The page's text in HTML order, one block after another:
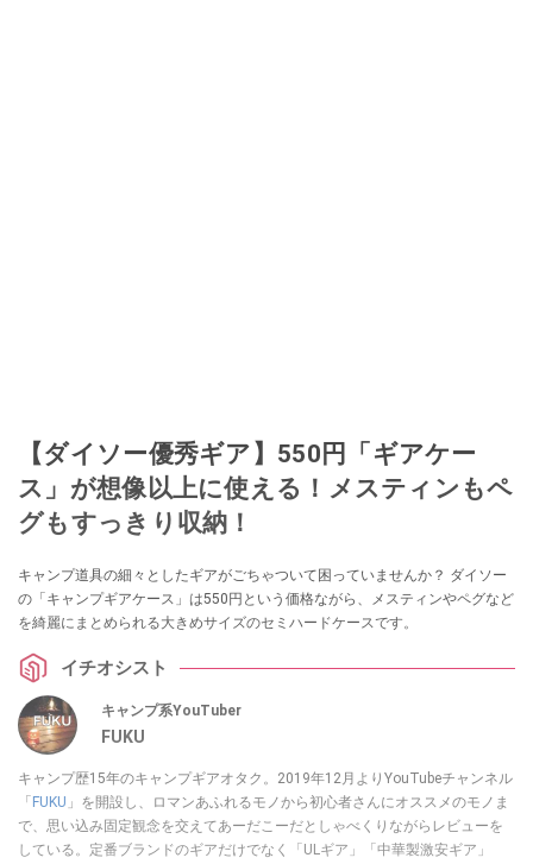
【ダイソー優秀ギア】550円「ギアケー
ス」が想像以上に使える！メスティンもペ
グもすっきり収納！
キャンプ道具の細々としたギアがごちゃついて困っていませんか？ ダイソー
の「キャンプギアケース」は550円という価格ながら、メスティンやペグなど
を綺麗にまとめられる大きめサイズのセミハードケースです。
イチオシスト
キャンプ系YouTuber
FUKU
キャンプ歴15年のキャンプギアオタク。2019年12月よりYouTubeチャンネル
「 FUKU 」を開設し、ロマンあふれるモノから初心者さんにオススメのモノま
で、思い込み固定観念を交えてあーだこーだとしゃべくりながらレビューを
している。定番ブランドのギアだけでなく「ULギア」「中華製激安ギア」